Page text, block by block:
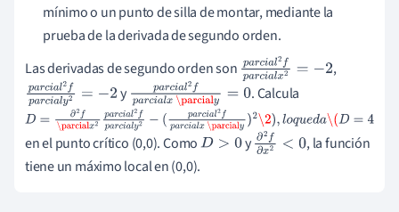
mínimo o un punto de silla de montar, mediante la
prueba de la derivada de segundo orden.
Las derivadas de segundo orden son parcial2f par cial
x2=−2
,
parcial2f par cial
y2 =− 2
y parcial2fparcialx \par
cial y= 0
. Calcula
D=∂2 f\parcialx2parci al2fparcialy2−
(parcial2fparcialx\parcialy)2\2),lo qu eda\(D= 4
en el punto crítico (0,0). ComoD> 0 y∂2f∂ x2< 0, la función
tiene un máximo local en (0,0).